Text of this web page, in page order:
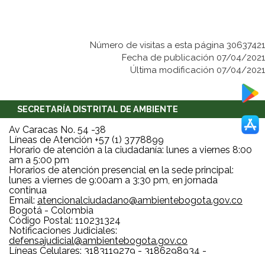
Número de visitas a esta página 30637421
Fecha de publicación 07/04/2021
Última modificación 07/04/2021
SECRETARÍA DISTRITAL DE AMBIENTE
Av Caracas No. 54 -38
Líneas de Atención +57 (1) 3778899
Horario de atención a la ciudadanía: lunes a viernes 8:00
am a 5:00 pm
Horarios de atención presencial en la sede principal:
lunes a viernes de 9:00am a 3:30 pm, en jornada
continua
Email: atencionalciudadano@ambientebogota.gov.co
Bogotá - Colombia
Código Postal: 110231324
Notificaciones Judiciales:
defensajudicial@ambientebogota.gov.co
Líneas Celulares: 3183119279 - 3186298934 -